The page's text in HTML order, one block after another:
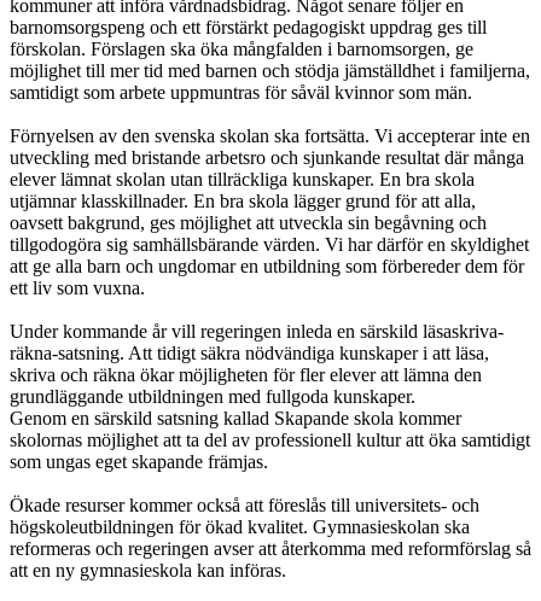
kommuner att införa vårdnadsbidrag. Något senare följer en
barnomsorgspeng och ett förstärkt pedagogiskt uppdrag ges till
förskolan. Förslagen ska öka mångfalden i barnomsorgen, ge
möjlighet till mer tid med barnen och stödja jämställdhet i familjerna,
samtidigt som arbete uppmuntras för såväl kvinnor som män.
Förnyelsen av den svenska skolan ska fortsätta. Vi accepterar inte en
utveckling med bristande arbetsro och sjunkande resultat där många
elever lämnat skolan utan tillräckliga kunskaper. En bra skola
utjämnar klasskillnader. En bra skola lägger grund för att alla,
oavsett bakgrund, ges möjlighet att utveckla sin begåvning och
tillgodogöra sig samhällsbärande värden. Vi har därför en skyldighet
att ge alla barn och ungdomar en utbildning som förbereder dem för
ett liv som vuxna.
Under kommande år vill regeringen inleda en särskild läsaskriva-
räkna-satsning. Att tidigt säkra nödvändiga kunskaper i att läsa,
skriva och räkna ökar möjligheten för fler elever att lämna den
grundläggande utbildningen med fullgoda kunskaper.
Genom en särskild satsning kallad Skapande skola kommer
skolornas möjlighet att ta del av professionell kultur att öka samtidigt
som ungas eget skapande främjas.
Ökade resurser kommer också att föreslås till universitets- och
högskoleutbildningen för ökad kvalitet. Gymnasieskolan ska
reformeras och regeringen avser att återkomma med reformförslag så
att en ny gymnasieskola kan införas.